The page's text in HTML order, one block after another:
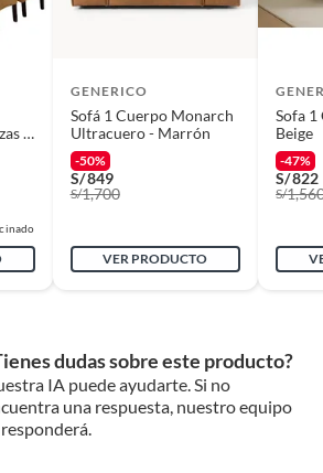
-
GENERICO
Sofá 1 Cuerpo Monarch
Ultracuero - Marrón
-50%
S/849
S/1,700
VER PRODUCTO
Sofa
Beige
-47%
S/822
S/
dudas sobre este producto?
IA puede ayudarte. Si no
una respuesta, nuestro equipo